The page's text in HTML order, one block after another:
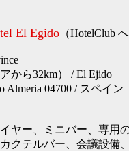
El Egido （HotelClub
から32km） / El Ejido
Almeria 04700 / ス
ヤー、ミニバー、専用
クテルバー、会議設備